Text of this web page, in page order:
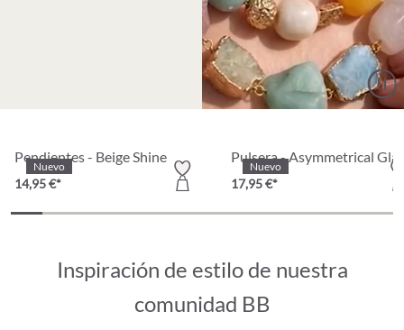
Nuevo
Pendientes - Beige Shine
14,95 €*
Nuevo
Pulsera - Asymmetrical
17,95 €*
Inspiración de estilo de nuestra
comunidad BB